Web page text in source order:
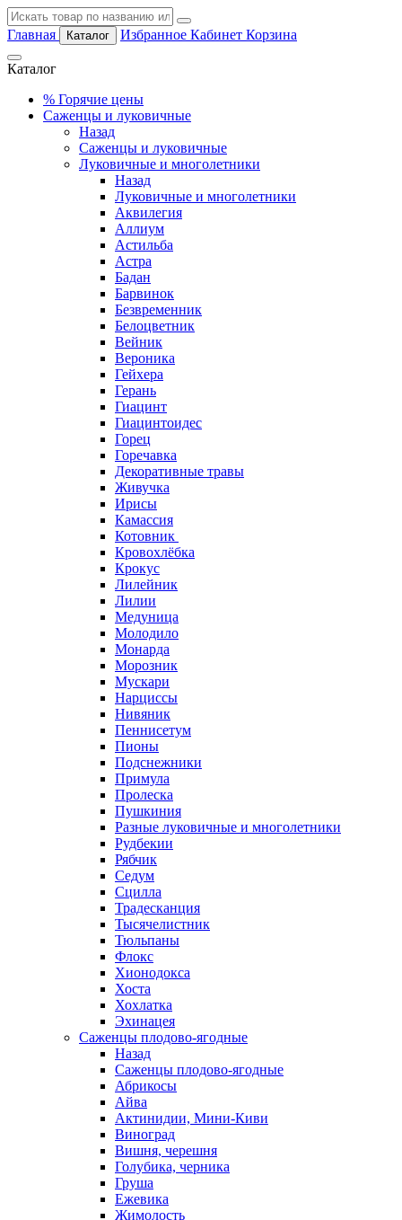
Главная Каталог Избранное Кабинет Корзина
Каталог
% Горячие цены
Саженцы и луковичные
Назад
Саженцы и луковичные
Луковичные и многолетники
Назад
Луковичные и многолетники
Аквилегия
Аллиум
Астильба
Астра
Бадан
Барвинок
Безвременник
Белоцветник
Вейник
Вероника
Гейхера
Герань
Гиацинт
Гиацинтоидес
Горец
Горечавка
Декоративные травы
Живучка
Ирисы
Камассия
Котовник
Кровохлёбка
Крокус
Лилейник
Лилии
Медуница
Молодило
Монарда
Морозник
Мускари
Нарциссы
Нивяник
Пеннисетум
Пионы
Подснежники
Примула
Пролеска
Пушкиния
Разные луковичные и многолетники
Рудбекии
Рябчик
Седум
Сцилла
Традесканция
Тысячелистник
Тюльпаны
Флокс
Хионодокса
Хоста
Хохлатка
Эхинацея
Саженцы плодово-ягодные
Назад
Саженцы плодово-ягодные
Абрикосы
Айва
Актинидии, Мини-Киви
Виноград
Вишня, черешня
Голубика, черника
Груша
Ежевика
Жимолость